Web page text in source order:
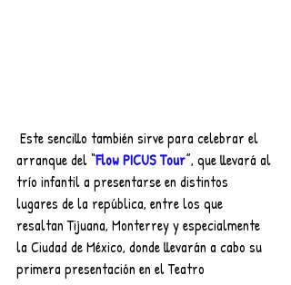
arranque del “Flow PICUS Tour”, que llevará al
trío infantil a presentarse en distintos
lugares de la república, entre los que
resaltan Tijuana, Monterrey y especialmente
la Ciudad de México, donde llevarán a cabo su
primera presentación en el Teatro